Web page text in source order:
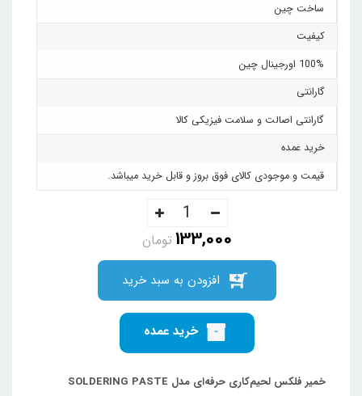
ساخت چین
کیفیت
100% اورجینال چین
گارانتی
گارانتی اصالت و سلامت فیزیکی کالا
خرید عمده
قیمت و موجودی کالای فوق بروز و قابل خرید میباشد.
133,000تومان
افزودن به سبد خرید
خرید عمده
خمیر فلکس لحیم‌کاری حرفه‌ای مدل SOLDERING PASTE